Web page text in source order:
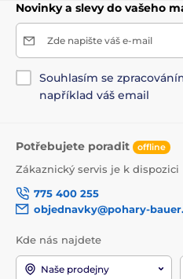
Novinky a slevy do vašeho
Zde napište váš e-mail
Souhlasím se
například váš email
Potřebujete poradit offline
Zákaznický servis je k dispozici
775 400 255
objednavky@pohary-
Kde nás najdete
Naše prodejny